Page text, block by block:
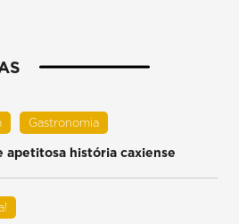
Gastronomia
apetitosa história caxiense